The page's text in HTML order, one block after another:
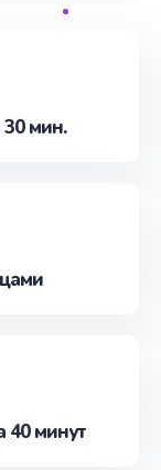
на
30 мин.
40 минут